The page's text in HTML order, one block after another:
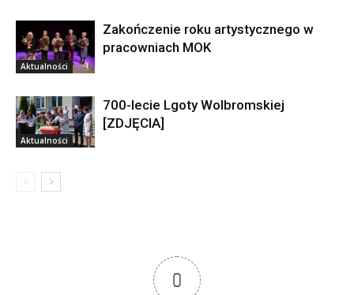
Aktualności
Zakończenie roku artystycznego w
pracowniach MOK
Aktualności
700-lecie Lgoty Wolbromskiej
[ZDJĘCIA]
0